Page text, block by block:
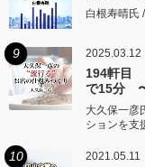
白根寿晴氏
9 2025.03.12
194軒目
で15分 〜
大久保一彦
ションを支
10 2021.05.11